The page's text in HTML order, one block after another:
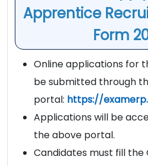
Apprentice
Form
Online applications for
be submitted through
portal: https://
Applications will be
the above portal.
Candidates must fill the